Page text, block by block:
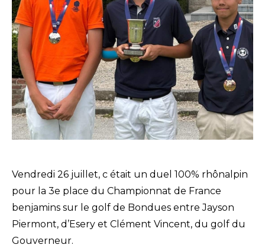
Vendredi 26 juillet, c était un duel 100% rhônalpin
pour la 3e place du Championnat de France
benjamins sur le golf de Bondues entre Jayson
Piermont, d’Esery et Clément Vincent, du golf du
Gouverneur.